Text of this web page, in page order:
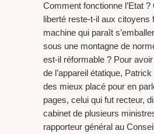
Comment fonctionne l’Etat
liberté reste-t-il aux citoyens
machine qui paraît
sous une montagne de
est-il réformable ? Pour
de l’appareil étatique,
des mieux placé pour en
pages, celui qui fut recteur,
cabinet de plusieurs
rapporteur général au